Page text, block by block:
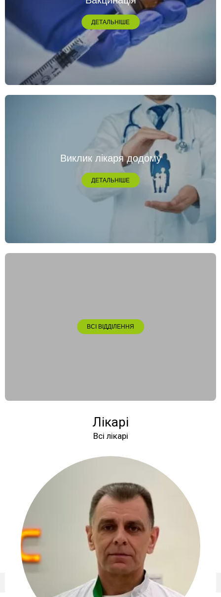
ДЕТАЛЬНІШЕ
Виклик лікаря додому
ДЕТАЛЬНІШЕ
ВСІ ВІДДІЛЕННЯ
Лікарі
Всі лікарі